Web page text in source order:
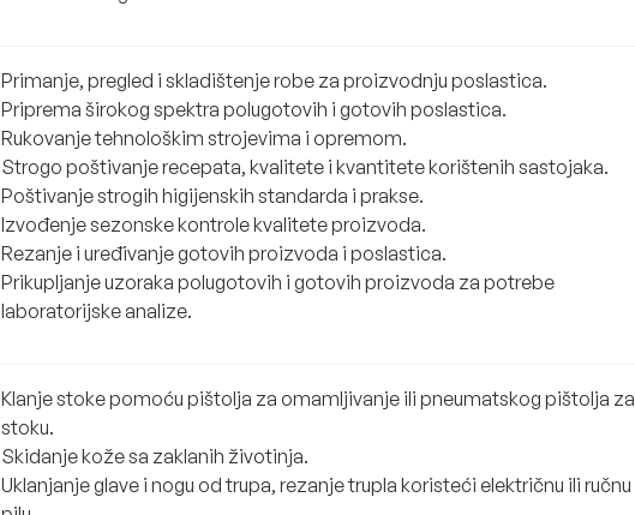
Primanje, pregled i skladištenje robe za proizvodnju poslastica.
Priprema širokog spektra polugotovih i gotovih poslastica.
Rukovanje tehnološkim strojevima i opremom.
Strogo poštivanje recepata, kvalitete i kvantitete korištenih sastojaka.
Poštivanje strogih higijenskih standarda i prakse.
Izvođenje sezonske kontrole kvalitete proizvoda.
Rezanje i uređivanje gotovih proizvoda i poslastica.
Prikupljanje uzoraka polugotovih i gotovih proizvoda za potrebe
laboratorijske analize.
Klanje stoke pomoću pištolja za omamljivanje ili pneumatskog pištolja za
stoku.
Skidanje kože sa zaklanih životinja.
Uklanjanje glave i nogu od trupa, rezanje trupla koristeći električnu ili ručnu